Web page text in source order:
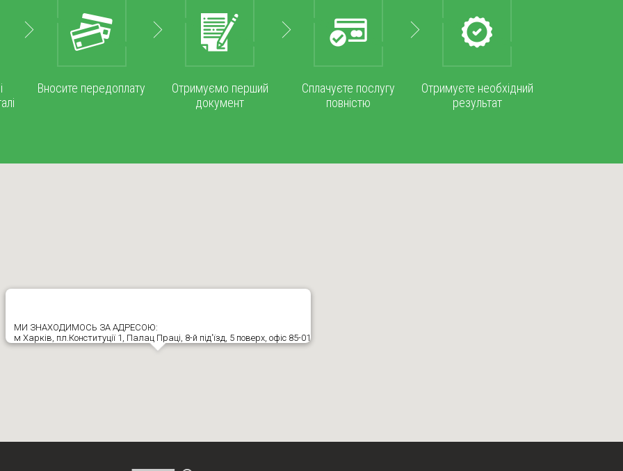
Вносите передоплату
Отримуємо перший
документ
Сплачуєте послугу
повністю
Отримуєте необхідний
результат
МИ ЗНАХОДИМОСЬ ЗА АДРЕСОЮ:
м Харків, пл.Конституції 1, Палац Праці, 8-й під'їзд, 5 поверх, офіс 85-01